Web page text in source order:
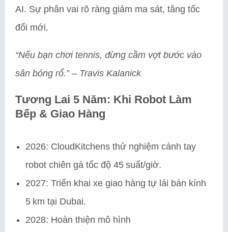
AI. Sự phân vai rõ ràng giảm ma sát, tăng tốc
đổi mới.
“Nếu bạn chơi tennis, đừng cầm vợt bước vào
sân bóng rổ.”– Travis Kalanick
Tương Lai 5 Năm: Khi Robot Làm
Bếp & Giao Hàng
2026: CloudKitchens thử nghiệm cánh tay
robot chiên gà tốc độ 45 suất/giờ.
2027: Triển khai xe giao hàng tự lái bán kính
5 km tại Dubai.
2028: Hoàn thiện mô hình